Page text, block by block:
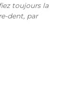
toujours la
dent, par